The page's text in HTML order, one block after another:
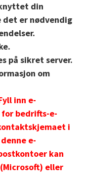
din
det er nødvendig
på sikret server.
om
inn e-
bedrifts-e-
i
e-
kan
eller